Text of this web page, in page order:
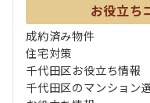
お役立ち
成約済み物件
住宅対策
千代田区お役立ち情報
千代田区のマンション